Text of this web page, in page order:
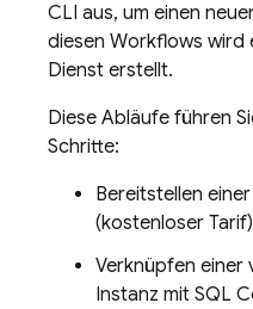
CLI aus, um einen
diesen Workflows wird
Dienst erstellt.
Diese Abläufe führen
Schritte:
Bereitstellen
(kostenloser Tarif)
Verknüpfen einer
Instanz mit SQL